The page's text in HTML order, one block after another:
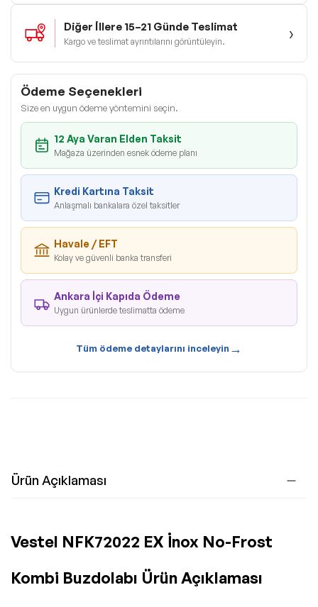
Diğer İllere 15–21 Günde Teslimat
Kargo ve teslimat ayrıntılarını görüntüleyin. ›
Ödeme Seçenekleri
Size en uygun ödeme yöntemini seçin.
12 Aya Varan Elden Taksit
Mağaza üzerinden esnek ödeme planı
Kredi Kartına Taksit
Anlaşmalı bankalara özel taksitler
Havale / EFT
Kolay ve güvenli banka transferi
Ankara İçi Kapıda Ödeme
Uygun ürünlerde teslimatta ödeme
Tüm ödeme detaylarını inceleyin →
Ürün Açıklaması
Vestel NFK72022 EX İnox No-Frost
Kombi Buzdolabı Ürün Açıklaması